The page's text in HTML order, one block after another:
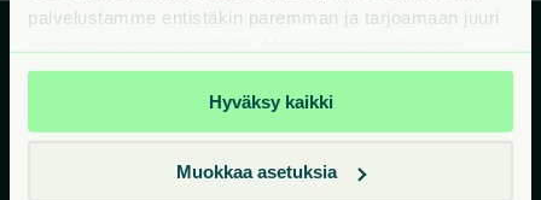
palvelustamme entistäkin paremman ja tarjoamaan juuri
milloin tahansa sivuston alareunan Evästeet-linkistä.
Hyväksy kaikki
Muokkaa asetuksia
Vuokra-asunnot
Miksi Juli